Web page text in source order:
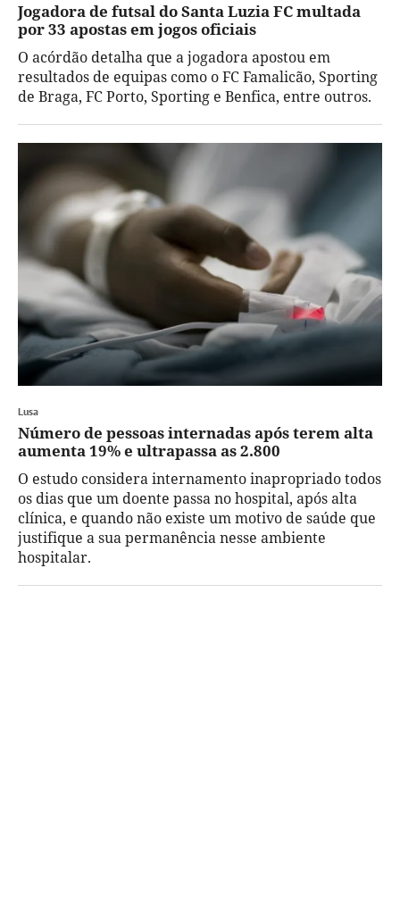
Jogadora de futsal do Santa Luzia FC multada
por 33 apostas em jogos oficiais
O acórdão detalha que a jogadora apostou em
resultados de equipas como o FC Famalicão, Sporting
de Braga, FC Porto, Sporting e Benfica, entre outros.
Lusa
Número de pessoas internadas após terem alta
aumenta 19% e ultrapassa as 2.800
O estudo considera internamento inapropriado todos
os dias que um doente passa no hospital, após alta
clínica, e quando não existe um motivo de saúde que
justifique a sua permanência nesse ambiente
hospitalar.